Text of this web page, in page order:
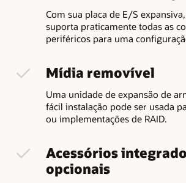
Com sua placa de E/S
suporta praticamente todas as
periféricos para uma
Mídia removível
Uma unidade de expansão de
fácil instalação pode ser usada
ou implementações de RAID.
Acessórios
opcionais